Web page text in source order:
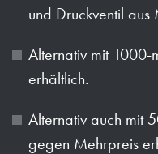
und Druckventil aus
Alternativ mit 1000-
erhältlich.
Alternativ auch mit
gegen Mehrpreis